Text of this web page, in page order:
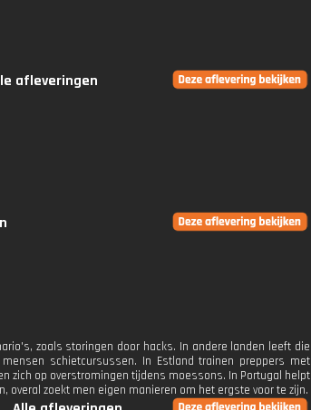
afleveringen
zoals storingen door hacks. In andere landen leeft die
schietcursussen. In Estland trainen preppers met
zich op overstromingen tijdens moessons. In Portugal helpt
overal zoekt men eigen manieren om het ergste voor te zijn.